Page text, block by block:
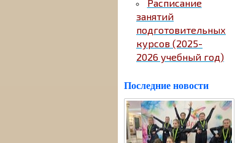
Расписание
занятий
подготовительных
курсов (2025-
2026 учебный год)
Последние новости